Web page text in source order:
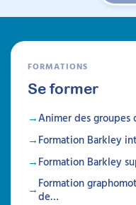
FORMATIONS
Se former
Animer des groupes
Formation Barkley
Formation Barkley
Formation
de…